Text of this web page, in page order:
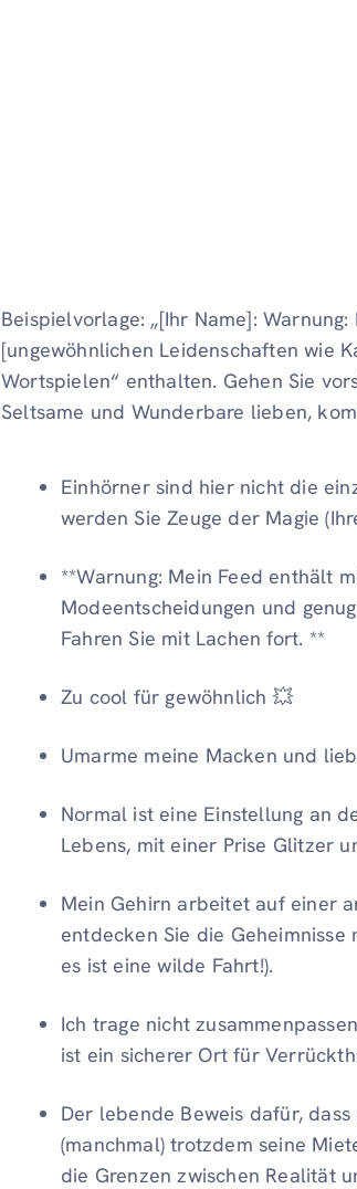
Beispielvorlage: „[Ihr Name]:
[ungewöhnlichen Leidenschaften wie
Wortspielen“ enthalten. Gehen Sie
Seltsame und Wunderbare lieben,
Einhörner sind hier nicht die
werden Sie Zeuge der Magie
**Warnung: Mein Feed enthält
Modeentscheidungen und
Fahren Sie mit Lachen fort. **
Zu cool für gewöhnlich 💥
Umarme meine Macken und
Normal ist eine Einstellung an
Lebens, mit einer Prise Glitzer
Mein Gehirn arbeitet auf einer
entdecken Sie die
es ist eine wilde Fahrt!).
Ich trage nicht
ist ein sicherer Ort für
Der lebende Beweis dafür,
(manchmal) trotzdem seine
die Grenzen zwischen Realität